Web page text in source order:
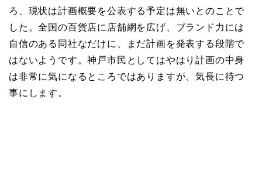
ろ、現状は計画概要を公表する予定は無いとのことで
した。全国の百貨店に店舗網を広げ、ブランド力には
自信のある同社なだけに、まだ計画を発表する段階で
はないようです。神戸市民としてはやはり計画の中身
は非常に気になるところではありますが、気長に待つ
事にします。